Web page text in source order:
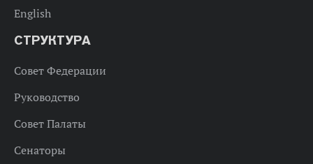
English
СТРУКТУРА
Совет Федерации
Руководство
Совет Палаты
Сенаторы